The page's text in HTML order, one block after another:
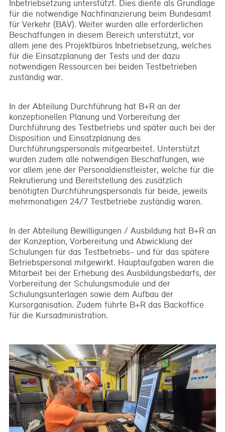
Inbetriebsetzung unterstützt. Dies diente als Grundlage
für die notwendige Nachfinanzierung beim Bundesamt
für Verkehr (BAV). Weiter wurden alle erforderlichen
Beschaffungen in diesem Bereich unterstützt, vor
allem jene des Projektbüros Inbetriebsetzung, welches
für die Einsatzplanung der Tests und der dazu
notwendigen Ressourcen bei beiden Testbetrieben
zuständig war.
In der Abteilung Durchführung hat B+R an der
konzeptionellen Planung und Vorbereitung der
Durchführung des Testbetriebs und später auch bei der
Disposition und Einsatzplanung des
Durchführungspersonals mitgearbeitet. Unterstützt
wurden zudem alle notwendigen Beschaffungen, wie
vor allem jene der Personaldienstleister, welche für die
Rekrutierung und Bereitstellung des zusätzlich
benötigten Durchführungspersonals für beide, jeweils
mehrmonatigen 24/7 Testbetriebe zuständig waren.
In der Abteilung Bewilligungen / Ausbildung hat B+R an
der Konzeption, Vorbereitung und Abwicklung der
Schulungen für das Testbetriebs- und für das spätere
Betriebspersonal mitgewirkt. Hauptaufgaben waren die
Mitarbeit bei der Erhebung des Ausbildungsbedarfs, der
Vorbereitung der Schulungsmodule und der
Schulungsunterlagen sowie dem Aufbau der
Kursorganisation. Zudem führte B+R das Backoffice
für die Kursadministration.